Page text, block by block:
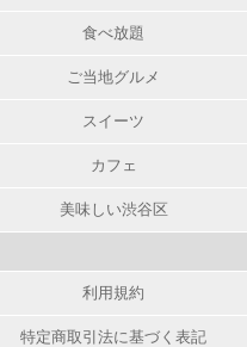
食べ放題
ご当地グルメ
スイーツ
カフェ
美味しい渋谷区
利用規約
特定商取引法に基づく表記